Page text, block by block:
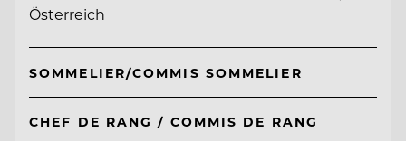
Österreich
SOMMELIER/COMMIS SOMMELIER
CHEF DE RANG / COMMIS DE RANG